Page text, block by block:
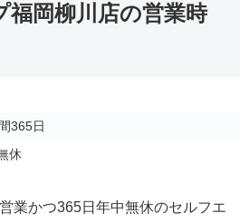
福岡柳川店の営業時
365日
休
業かつ365日年中無休のセルフエ